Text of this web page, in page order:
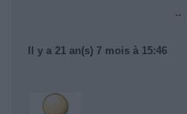
..
Il y a 21 an(s) 7 mois à 15:46